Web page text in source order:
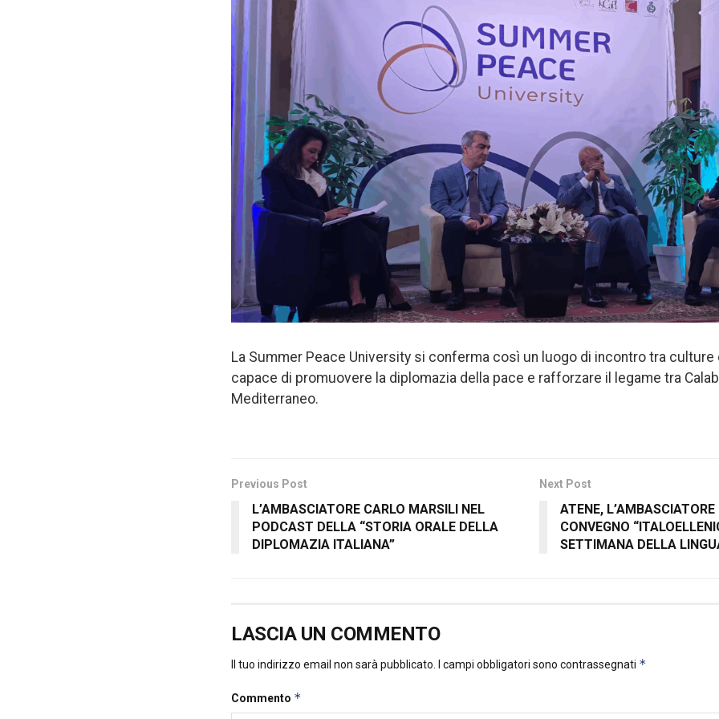
La Summer Peace University si conferma così un luogo di incontro tra culture
capace di promuovere la diplomazia della pace e rafforzare il legame tra
Mediterraneo.
Previous Post
L’AMBASCIATORE CARLO MARSILI NEL
PODCAST DELLA “STORIA ORALE DELLA
DIPLOMAZIA ITALIANA”
Next Post
ATENE,
CONVEGNO
SETTIMANA DELLA
LASCIA UN COMMENTO
Il tuo indirizzo email non sarà pubblicato. I campi obbligatori sono contrassegnati *
Commento *